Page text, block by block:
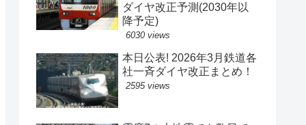
ダイヤ改正予測(2030年以
降予定)
6030 views
本日公表! 2026年3月鉄道各
社一斉ダイヤ改正まとめ！
2595 views